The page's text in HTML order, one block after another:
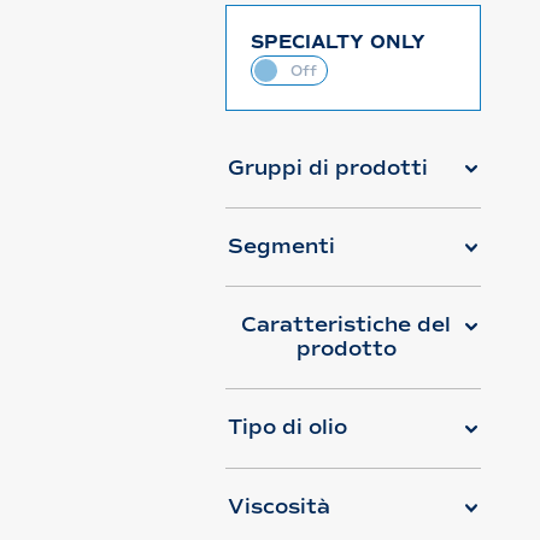
SPECIALTY ONLY
Gruppi di prodotti
Segmenti
Caratteristiche del
prodotto
Tipo di olio
Viscosità